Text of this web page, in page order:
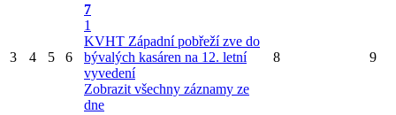
3 4 5 6
7
1
KVHT Západní pobřeží zve do
bývalých kasáren na 12. letní
vyvedení
Zobrazit všechny záznamy ze
dne
8 9